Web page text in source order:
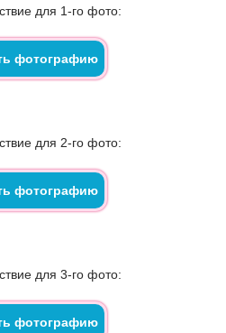
для 1-го фото:
для 2-го фото:
для 3-го фото: